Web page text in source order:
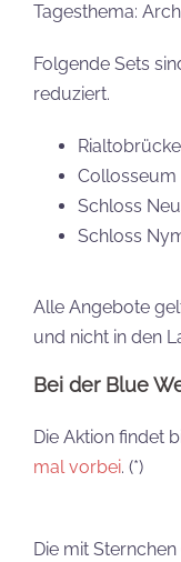
Tagesthema:
Folgende Sets
reduziert.
Collosseum
Schloss
Schloss
Alle Angebote
und nicht in den
Bei der Blue
Die Aktion findet
mal vorbei. (*)
Die mit